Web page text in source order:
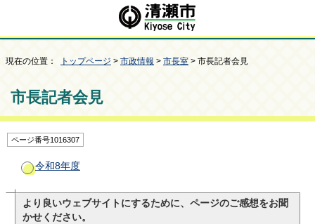
現在の位置： トップページ > 市政情報 > 市長室 > 市長記者会見
市長記者会見
ページ番号1016307
令和8年度
より良いウェブサイトにするために、ページのご感想をお聞
かせください。